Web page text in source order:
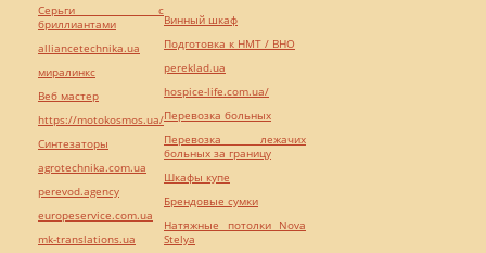
Серьги с
бриллиантами
alliancetechnika.ua
миралинкс
Веб мастер
https://motokosmos.ua/
Синтезаторы
agrotechnika.com.ua
perevod.agency
europeservice.com.ua
mk-translations.ua
Винный шкаф
Подготовка к НМТ / ВНО
pereklad.ua
hospice-life.com.ua/
Перевозка больных
Перевозка лежачих
больных за границу
Шкафы купе
Брендовые сумки
Натяжные потолки Nova
Stelya